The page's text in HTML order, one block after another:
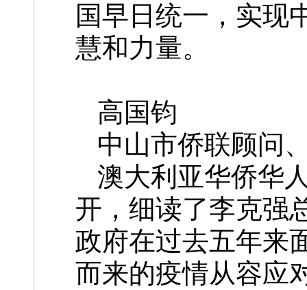
国早日统一，实现
慧和力量。
高国钧
中山市侨联顾问
澳大利亚华侨华
开，细读了李克强
政府在过去五年来
而来的疫情从容应